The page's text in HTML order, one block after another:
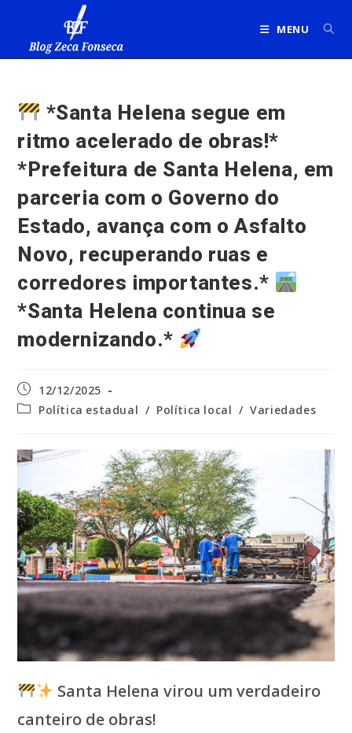
MENU
*Santa Helena segue em
ritmo acelerado de obras!*
*Prefeitura de Santa Helena, em
parceria com o Governo do
Estado, avança com o Asfalto
Novo, recuperando ruas e
corredores importantes.*
*Santa Helena continua se
modernizando.*
Post
publicado:
12/12/2025
Categoria
Política estadual / Política local / Variedades
Santa Helena virou um verdadeiro
canteiro de obras!